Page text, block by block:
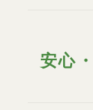
安心